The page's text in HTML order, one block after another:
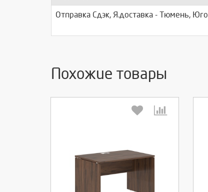
Отправка Сдэк, Я.доставка - Тюмень,
Похожие товары
Выберите количество: